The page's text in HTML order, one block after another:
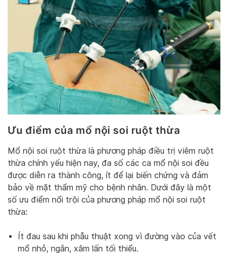
Ưu điểm của mổ nội soi ruột thừa
Mổ nội soi ruột thừa là phương pháp điều trị viêm ruột
thừa chính yếu hiện nay, đa số các ca mổ nội soi đều
được diễn ra thành công, ít để lại biến chứng và đảm
bảo về mặt thẩm mỹ cho bệnh nhân. Dưới đây là một
số ưu điểm nổi trội của phương pháp mổ nội soi ruột
thừa:
Ít đau sau khi phẫu thuật xong vì đường vào của vết
mổ nhỏ, ngắn, xâm lấn tối thiểu.